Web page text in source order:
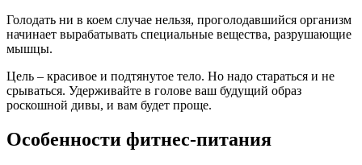
Голодать ни в коем случае нельзя, проголодавшийся организм
начинает вырабатывать специальные вещества, разрушающие
мышцы.
Цель – красивое и подтянутое тело. Но надо стараться и не
срываться. Удерживайте в голове ваш будущий образ
роскошной дивы, и вам будет проще.
Особенности фитнес-питания